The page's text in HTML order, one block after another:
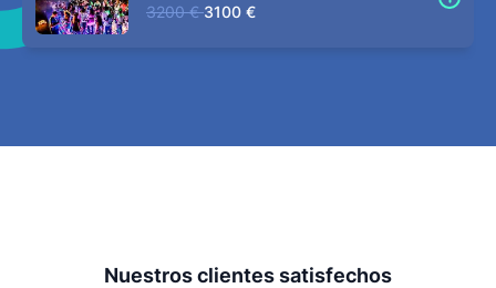
3200 € 3100 €
Nuestros clientes satisfechos